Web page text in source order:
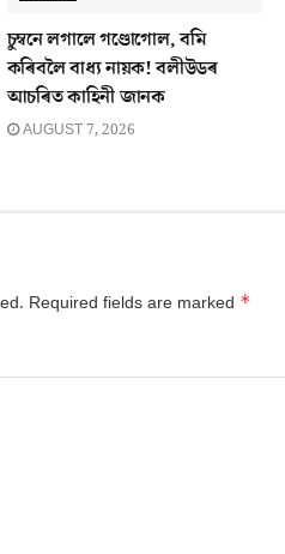
চুম্বনে লগালে গণ্ডোগোল, বমি
কৰিবলৈ বাধ্য নায়ক! বলীউডৰ
আচৰিত কাহিনী জানক
AUGUST 7, 2026
Required fields are marked *